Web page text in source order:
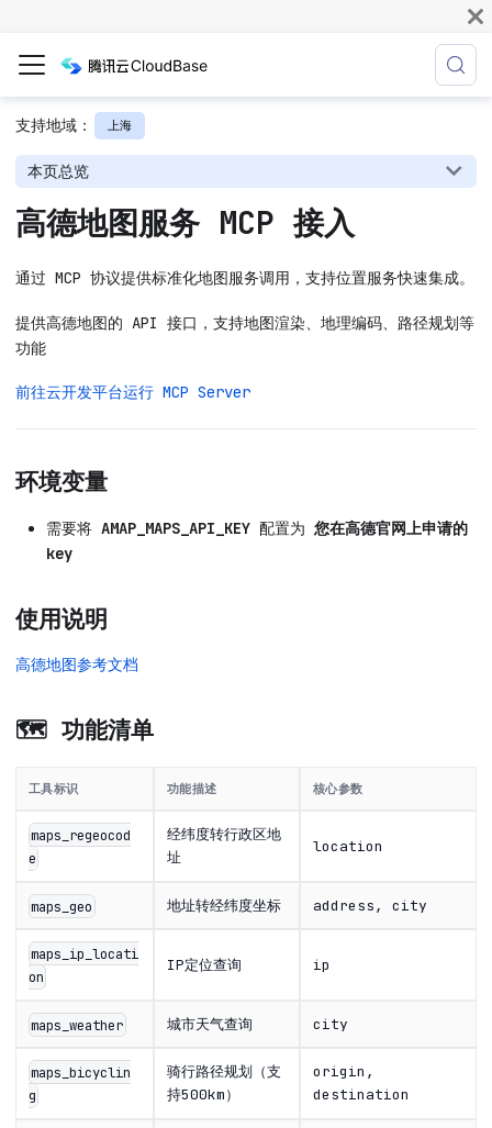
支持地域： 上海
本页总览
高德地图服务 MCP 接入
通过 MCP 协议提供标准化地图服务调用，支持位置服务快速集成。
提供高德地图的 API 接口，支持地图渲染、地理编码、路径规划等
功能
前往云开发平台运行 MCP Server
环境变量
需要将 AMAP_MAPS_API_KEY 配置为 您在高德官网上申请的
key
使用说明
高德地图参考文档
🗺️ 功能清单
工具标识 功能描述 核心参数
maps_regeocod
e
经纬度转行政区地
址
location
maps_geo 地址转经纬度坐标 address, city
maps_ip_locati
on
IP定位查询 ip
maps_weather 城市天气查询 city
maps_bicyclin
g
骑行路径规划（支
持500km）
origin,
destination